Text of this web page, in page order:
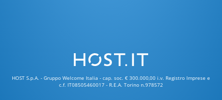
HOST S.p.A. - Gruppo Welcome Italia - cap. soc. € 300.000,00 i.v. Registro Imprese e
c.f. IT08505460017 - R.E.A. Torino n.978572